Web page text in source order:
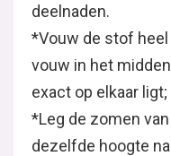
deelnaden.
*Vouw de stof
vouw in het
exact op elkaar
*Leg de zomen
dezelfde hoogte